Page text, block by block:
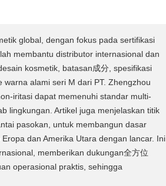
global, dengan fokus pada sertifikasi
membantu distributor internasional dan
kosmetik, batasan成分, spesifikasi
alami seri M dari PT. Zhengzhou
iritasi dapat memenuhi standar multi-
lingkungan. Artikel juga menjelaskan titik
pasokan, untuk membangun dasar
dan Amerika Utara dengan lancar. Ini
memberikan dukungan全方位
operasional praktis, sehingga